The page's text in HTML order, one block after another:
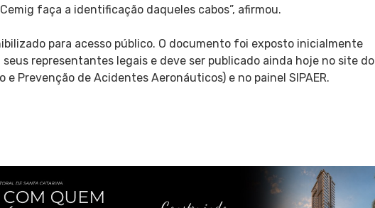
faça a identificação daqueles cabos”, afirmou.
para acesso público. O documento foi exposto inicialmente
representantes legais e deve ser publicado ainda hoje no site do
e Prevenção de Acidentes Aeronáuticos) e no painel SIPAER.